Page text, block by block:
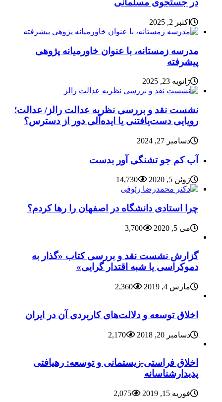
در جستجوی مسلمانی
اکتبر 2, 2025
مدرسه زمستانه، با عنوان خاورمیانه پژوهی
پیشرفته
ژانویه 23, 2025
نشست نقد و بررسی نظریه عدالت رالز/ عدالت؛
رویایی دست‌یافتنی یا ایده‌آلی دور از دسترس؟
دسامبر 27, 2024
آب کم جو تشنگی آور بدست
ژوئن 5, 2020 14,730
چرا استادی دانشگاه در اصفهان را رها کردم؟
می 5, 2020 3,700
گزارش نشست نقد و بررسی کتاب «گذار به
دموکراسی یا شبه اقتدار گرایی»
مارس 4, 2019 2,360
اخلاق توسعه و دلالت‌های کاربردی آن در ایران
دسامبر 20, 2018 2,170
اخلاق فراستی-زیستمانی و توسعه: رهیافتی
پدیدارشناسانه
فوریه 15, 2019 2,075